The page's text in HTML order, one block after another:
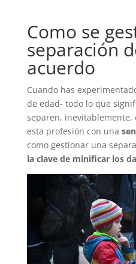
Como se
separación
acuerdo
Cuando has
de edad- todo lo que
separen, inevitablemente,
esta profesión con una
como gestionar una
la clave de minificar los